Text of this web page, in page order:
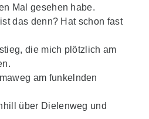
Mal gesehen habe.
das denn? Hat schon fast
die mich plötzlich am
am funkelnden
über Dielenweg und